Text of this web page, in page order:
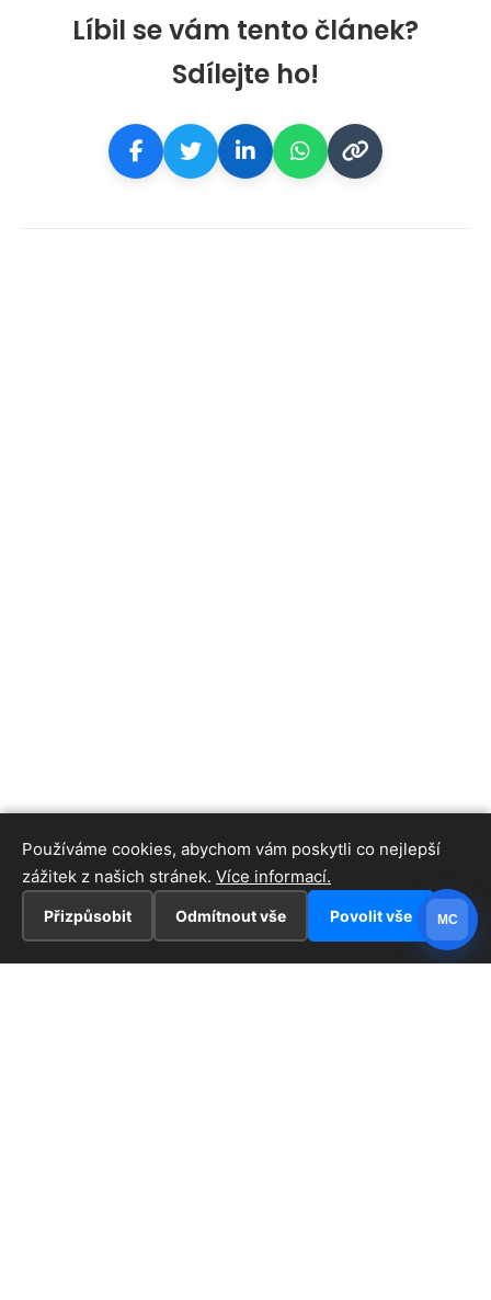
Líbil se vám tento článek?
Sdílejte ho!
Používáme cookies, abychom vám poskytli co nejlepší
zážitek z našich stránek. Více informací.
Přizpůsobit Odmítnout vše Povolit vše MC